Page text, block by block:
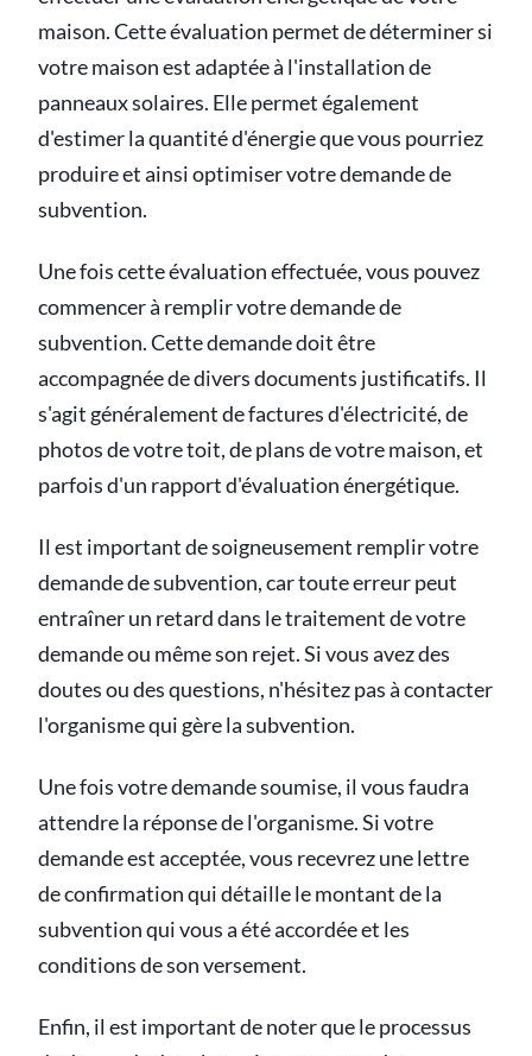
maison. Cette évaluation permet de déterminer si
votre maison est adaptée à l'installation de
panneaux solaires. Elle permet également
d'estimer la quantité d'énergie que vous pourriez
produire et ainsi optimiser votre demande de
subvention.
Une fois cette évaluation effectuée, vous pouvez
commencer à remplir votre demande de
subvention. Cette demande doit être
accompagnée de divers documents justificatifs. Il
s'agit généralement de factures d'électricité, de
photos de votre toit, de plans de votre maison, et
parfois d'un rapport d'évaluation énergétique.
Il est important de soigneusement remplir votre
demande de subvention, car toute erreur peut
entraîner un retard dans le traitement de votre
demande ou même son rejet. Si vous avez des
doutes ou des questions, n'hésitez pas à contacter
l'organisme qui gère la subvention.
Une fois votre demande soumise, il vous faudra
attendre la réponse de l'organisme. Si votre
demande est acceptée, vous recevrez une lettre
de confirmation qui détaille le montant de la
subvention qui vous a été accordée et les
conditions de son versement.
Enfin, il est important de noter que le processus